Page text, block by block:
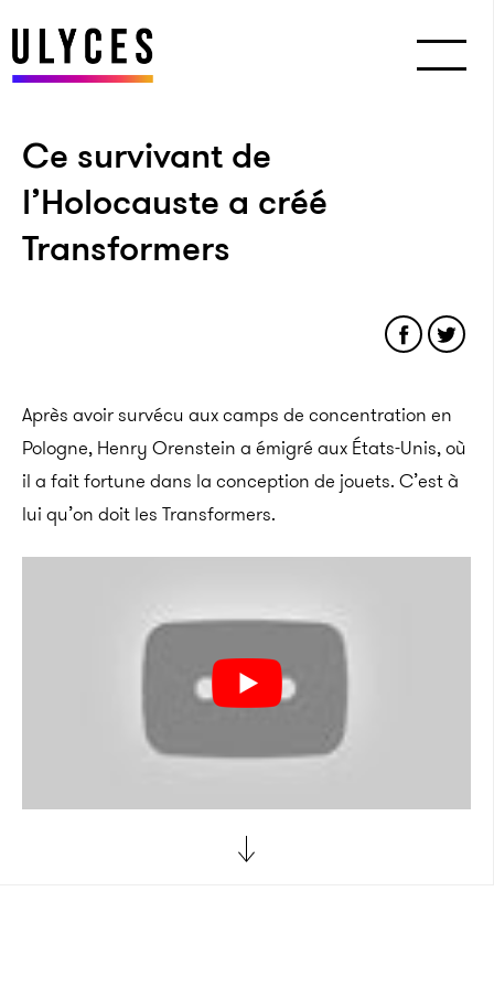
Ce survivant de
l’Holocauste a créé
Transformers
Après avoir survécu aux camps de concentration en
Pologne, Henry Orenstein a émigré aux États-Unis, où
il a fait fortune dans la conception de jouets. C’est à
lui qu’on doit les Transformers.